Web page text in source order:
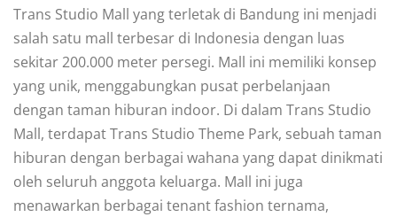
Trans Studio Mall yang terletak di Bandung ini menjadi
salah satu mall terbesar di Indonesia dengan luas
sekitar 200.000 meter persegi. Mall ini memiliki konsep
yang unik, menggabungkan pusat perbelanjaan
dengan taman hiburan indoor. Di dalam Trans Studio
Mall, terdapat Trans Studio Theme Park, sebuah taman
hiburan dengan berbagai wahana yang dapat dinikmati
oleh seluruh anggota keluarga. Mall ini juga
menawarkan berbagai tenant fashion ternama,